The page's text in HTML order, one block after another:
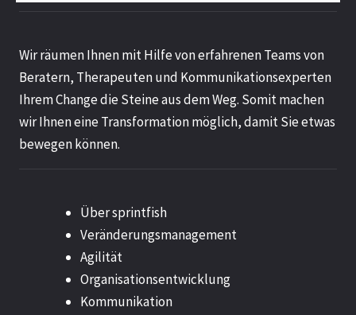
Wir räumen Ihnen mit Hilfe von erfahrenen Teams von
Beratern, Therapeuten und Kommunikationsexperten
Ihrem Change die Steine aus dem Weg. Somit machen
wir Ihnen eine Transformation möglich, damit Sie etwas
bewegen können.
Über sprintfish
Veränderungsmanagement
Agilität
Organisationsentwicklung
Kommunikation